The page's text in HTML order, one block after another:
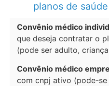
planos de
Convênio médico
que deseja contratar o
(pode ser adulto,
Convênio médico
com cnpj ativo (pode-